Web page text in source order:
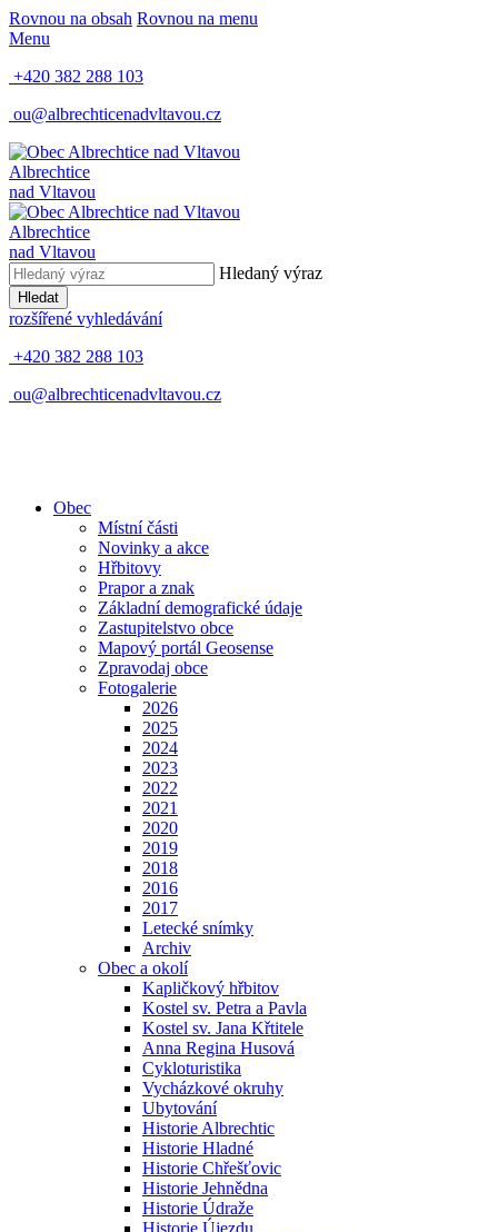
Rovnou na obsah Rovnou na menu
Menu
+420 382 288 103
ou@albrechticenadvltavou.cz
Albrechtice
nad Vltavou
Albrechtice
nad Vltavou
Hledaný výraz
Hledat
rozšířené vyhledávání
+420 382 288 103
ou@albrechticenadvltavou.cz
Obec
Místní části
Novinky a akce
Hřbitovy
Prapor a znak
Základní demografické údaje
Zastupitelstvo obce
Mapový portál Geosense
Zpravodaj obce
Fotogalerie
2026
2025
2024
2023
2022
2021
2020
2019
2018
2016
2017
Letecké snímky
Archiv
Obec a okolí
Kapličkový hřbitov
Kostel sv. Petra a Pavla
Kostel sv. Jana Křtitele
Anna Regina Husová
Cykloturistika
Vycházkové okruhy
Ubytování
Historie Albrechtic
Historie Hladné
Historie Chřešťovic
Historie Jehnědna
Historie Údraže
Historie Újezdu